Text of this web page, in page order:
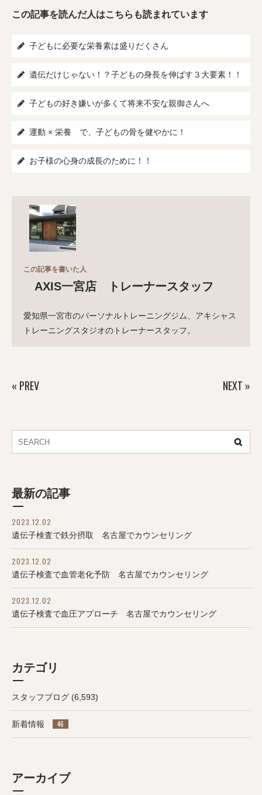
この記事を読んだ人はこちらも読まれています
子どもに必要な栄養素は盛りだくさん
遺伝だけじゃない！？子どもの身長を伸ばす３大要素！！
子どもの好き嫌いが多くて将来不安な親御さんへ
運動 × 栄養 で、子どもの骨を健やかに！
お子様の心身の成長のために！！
この記事を書いた人
AXIS一宮店 トレーナースタッフ
愛知県一宮市のパーソナルトレーニングジム、アキシャス
トレーニングスタジオのトレーナースタッフ。
« PREV NEXT »
最新の記事
2023.12.02
遺伝子検査で鉄分摂取 名古屋でカウンセリング
2023.12.02
遺伝子検査で血管老化予防 名古屋でカウンセリング
2023.12.02
遺伝子検査で血圧アプローチ 名古屋でカウンセリング
カテゴリ
スタッフブログ (6,593)
新着情報 46
アーカイブ